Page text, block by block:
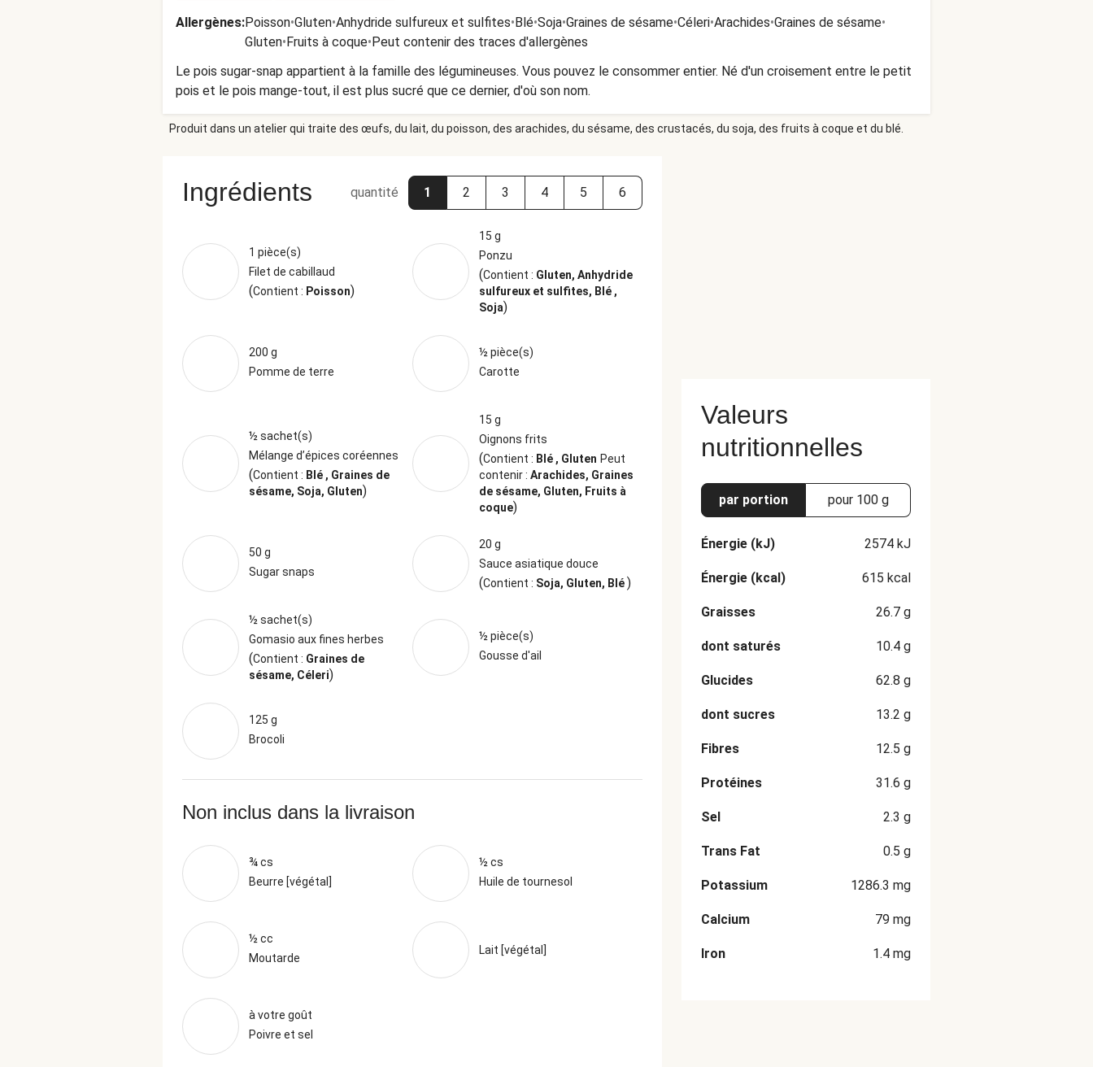
Allergènes:Poisson•Gluten•Anhydride sulfureux et sulfites•Blé•Soja•Graines de sésame•Céleri•Arachides•Graines de sésame•
Gluten•Fruits à coque•Peut contenir des traces d'allergènes
Le pois sugar-snap appartient à la famille des légumineuses. Vous pouvez le consommer entier. Né d'un croisement entre le petit
pois et le pois mange-tout, il est plus sucré que ce dernier, d'où son nom.
Produit dans un atelier qui traite des œufs, du lait, du poisson, des arachides, du sésame, des crustacés, du soja, des fruits à coque et du blé.
Ingrédients quantité 1 2 3 4 5 6
1 pièce(s)
Filet de cabillaud
(Contient : Poisson)
15 g
Ponzu
(Contient : Gluten, Anhydride
sulfureux et sulfites, Blé ,
Soja)
200 g
Pomme de terre
½ pièce(s)
Carotte
½ sachet(s)
Mélange d’épices coréennes
(Contient : Blé , Graines de
sésame, Soja, Gluten)
15 g
Oignons frits
(Contient : Blé , Gluten Peut
contenir : Arachides, Graines
de sésame, Gluten, Fruits à
coque)
50 g
Sugar snaps
20 g
Sauce asiatique douce
(Contient : Soja, Gluten, Blé)
½ sachet(s)
Gomasio aux fines herbes
(Contient : Graines de
sésame, Céleri)
½ pièce(s)
Gousse d'ail
125 g
Brocoli
Non inclus dans la livraison
¾ cs
Beurre [végétal]
½ cs
Huile de tournesol
½ cc
Moutarde
Lait [végétal]
à votre goût
Poivre et sel
Valeurs
nutritionnelles
par portion pour 100 g
Énergie (kJ) 2574 kJ
Énergie (kcal) 615 kcal
Graisses 26.7 g
dont saturés 10.4 g
Glucides 62.8 g
dont sucres 13.2 g
Fibres 12.5 g
Protéines 31.6 g
Sel 2.3 g
Trans Fat 0.5 g
Potassium 1286.3 mg
Calcium 79 mg
Iron 1.4 mg